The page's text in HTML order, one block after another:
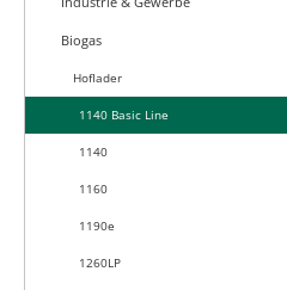
Biogas
Hoflader
1140 Basic Line
1140
1160
1190e
1260LP